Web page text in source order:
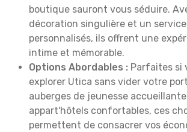
boutique sauront vous séduire.
décoration singulière et un
personnalisés, ils offrent une
intime et mémorable.
Options Abordables : Parfaites si
explorer Utica sans vider votre
auberges de jeunesse
appart'hôtels confortables, ces
permettent de consacrer vos